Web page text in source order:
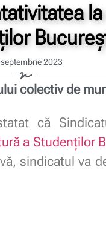
2023
colectiv de
că
a Studenților
sindicatul va